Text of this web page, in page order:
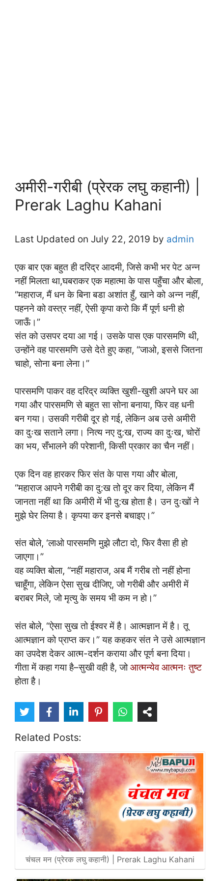
अमीरी-गरीबी (प्रेरक लघु कहानी) |
Prerak Laghu Kahani
Last Updated on July 22, 2019 by admin
एक बार एक बहुत ही दरिद्र आदमी, जिसे कभी भर पेट अन्न
नहीं मिलता था,घबराकर एक महात्मा के पास पहुँचा और बोला,
“महाराज, मैं धन के बिना बडा अशांत हुँ, खाने को अन्न नहीं,
पहनने को वस्त्र नहीं, ऐसी कृपा करो कि मैं पूर्ण धनी हो
जाऊँ।”
संत को उसपर दया आ गई। उसके पास एक पारसमणि थी,
उन्होंने वह पारसमणि उसे देते हुए कहा, “जाओ, इससे जितना
चाहो, सोना बना लेना।”
पारसमणि पाकर वह दरिद्र व्यक्ति खुशी-खुशी अपने घर आ
गया और पारसमणि से बहुत सा सोना बनाया, फिर वह धनी
बन गया। उसकी गरीबी दूर हो गई, लेकिन अब उसे अमीरी
का दुःख सताने लगा। नित्य नए दु:ख, राज्य का दुःख, चोरों
का भय, सँभालने की परेशानी, किसी प्रकार का चैन नहीं।
एक दिन वह हारकर फिर संत के पास गया और बोला,
“महाराज आपने गरीबी का दु:ख तो दूर कर दिया, लेकिन मैं
जानता नहीं था कि अमीरी में भी दु:ख होता है। उन दुःखों ने
मुझे घेर लिया है। कृपया कर इनसे बचाइए।”
संत बोले, ‘लाओ पारसमणि मुझे लौटा दो, फिर वैसा ही हो
जाएगा।”
वह व्यक्ति बोला, “नहीं महाराज, अब मैं गरीब तो नहीं होना
चाहूँगा, लेकिन ऐसा सुख दीजिए, जो गरीबी और अमीरी में
बराबर मिले, जो मृत्यु के समय भी कम न हो।”
संत बोले, “ऐसा सुख तो ईश्वर में है। आत्मज्ञान में है। तू
आत्मज्ञान को प्राप्त कर।” यह कहकर संत ने उसे आत्मज्ञान
का उपदेश देकर आत्म-दर्शन कराया और पूर्ण बना दिया।
गीता में कहा गया है–सुखी वही है, जोआत्मन्येव आत्मनः तुष्ट
होता है।
Related Posts:
चंचल मन (प्रेरक लघु कहानी) | Prerak Laghu Kahani